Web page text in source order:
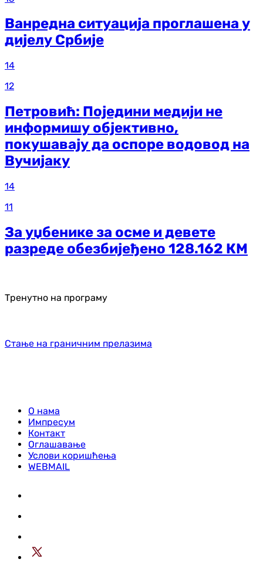
Ванредна ситуација проглашена у
дијелу Србије
14
12
Петровић: Поједини медији не
информишу објективно,
покушавају да оспоре водовод на
Вучијаку
14
11
За уџбенике за осме и девете
разреде обезбијеђено 128.162 КМ
Тренутно на програму
Стање на граничним прелазима
О нама
Импресум
Контакт
Оглашавање
Услови коришћења
WEBMAIL